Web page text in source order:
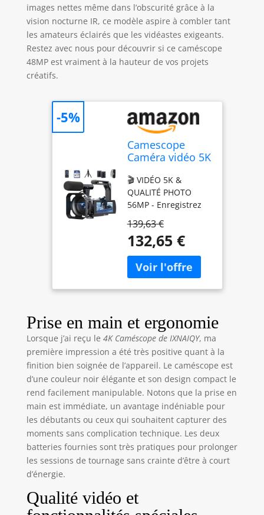
images nettes même dans l’obscurité grâce à la
vision nocturne IR, ce modèle aspire à combler tant
les amateurs éclairés que les vidéastes exigeants.
Restez avec nous pour découvrir si ce caméscope
48MP est vraiment à la hauteur de vos projets
créatifs.
Camescope
Caméra vidéo 5K
camera youtube
Zoom
numérique 16X
caméscopes,
Écran tactile 3"
IR Vision
nocturne
camcorder video
camera avec 2
piles, carte 64
télécommande,
microphone
🎬 VIDÉO 5K &
QUALITÉ PHOTO
56MP - Enregistrez
époustouflantes à
25fps et des photos
56MP haute
résolution. L'écran
tactile 3" pivote à
270° – parfait pour le
les selfies. Le zoom
numérique 16X
rapproche les sujets
distants. Note:
Focale fixe, pas
d'autofocus.
Distance optimale:
0,6m+ 🌙 WIFI &
VISION NOCTURNE
IR - Vision nocturne
infrarouge pour des
captures claires
dans l'obscurité –
Téléchargez
139,63 €
132,65 €
-5%
Prise en main et ergonomie
Lorsque j’ai reçu le 4K Caméscope de IXNAIQY, ma
première impression a été très positive quant à la
finition bien soignée de l’appareil. Le caméscope est
d’une couleur noir élégante et son design compact le
rend facilement manipulable. Notons que la prise en
main est immédiate, un avantage indéniable pour
les débutants ou ceux qui souhaitent capturer des
moments sans complication technique. Les deux
batteries fournies sont très pratiques pour prolonger
les sessions de tournage sans crainte d’être à court
d’énergie.
Qualité vidéo et